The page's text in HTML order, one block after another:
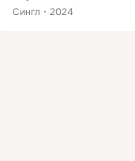
Сингл
2024